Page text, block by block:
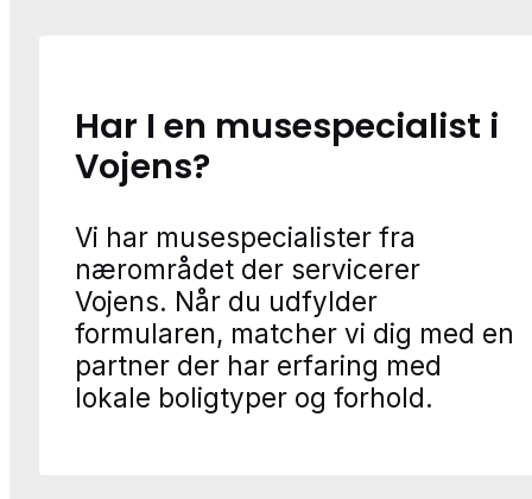
Har I en musespecialist i
Vojens?
Vi har musespecialister fra
nærområdet der servicerer
Vojens. Når du udfylder
formularen, matcher vi dig med en
partner der har erfaring med
lokale boligtyper og forhold.